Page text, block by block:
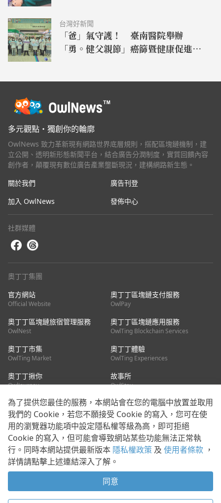
台灣好新聞
「爸」氣守護！ 臺南醫院舉辦
「勇。健父親節」癌篩暨健康促進活
多元觀點・獨創你的輪廓
OwlNews 致力革新現有網路世界底層規則，搭配區塊鏈機制，建
立公開、透明新形態新聞平台，結合廣告分潤制度，實質回饋內容
創作者，顛覆現有數位廣告產業壟斷現況，建構網路新生態。
關於我們
廣告刊登
加入 OwlNews
發佈中心
社群媒體
奧丁丁集團
官方網站
Official Website
奧丁丁區塊鏈支付服務
OwlPay
奧丁丁區塊鏈旅宿管理服務
OwlNest
奧丁丁區塊鏈應用服務
OwlTing Blockchain Services
奧丁丁市集
OwlTing Market
奧丁丁體驗
OwlTing Experiences
奧丁丁揪你
OwlJourney
故事所
OwlStay
聯絡我們
客服信箱：mediapartner@owlting.com
服務信箱 / 廣告洽詢：info_owlnews@owlting.com
媒體合作 / 新聞稿提供：mediapartner@owlting.com
本平台之內容符合第三方智慧財產權規範，若有疑慮歡迎來信告
為了提供您最佳的服務，本網站會在您的電腦中放置並取用
我們的 Cookie，若您不願接受 Cookie 的寫入，您可在使
用的瀏覽器功能項中設定隱私權等級為高，即可拒絕
Cookie 的寫入，但可能會導致網站某些功能無法正常執
行。同時本網站提供最新版本 隱私權政策 及 使用者條款 ，
詳情請點擊上述連結深入了解。
同意